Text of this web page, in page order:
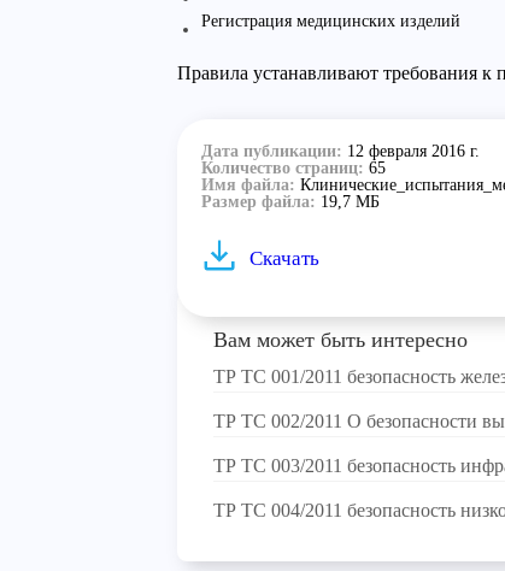
Регистрация медицинских изделий
Правила устанавливают требования к
Дата публикации: 12 февраля 2016 г.
Количество страниц: 65
Имя файла:
Размер файла: 19,7 МБ
Скачать
Вам может быть интересно
ТР ТС 001/2011 безопасность
ТР ТС 002/2011 О безопасности
ТР ТС 003/2011 безопасность
ТР ТС 004/2011 безопасность